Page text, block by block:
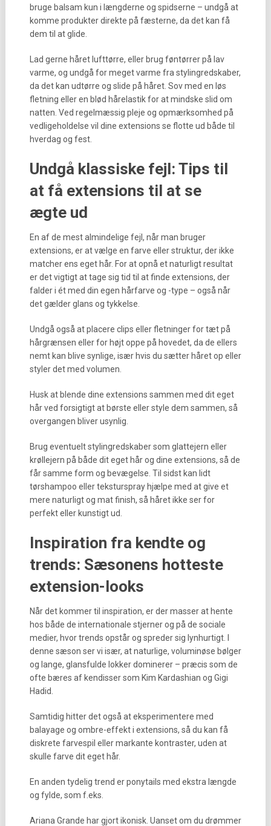
bruge balsam kun i længderne og spidserne – undgå at
komme produkter direkte på fæsterne, da det kan få
dem til at glide.
Lad gerne håret lufttørre, eller brug føntørrer på lav
varme, og undgå for meget varme fra stylingredskaber,
da det kan udtørre og slide på håret. Sov med en løs
fletning eller en blød hårelastik for at mindske slid om
natten. Ved regelmæssig pleje og opmærksomhed på
vedligeholdelse vil dine extensions se flotte ud både til
hverdag og fest.
Undgå klassiske fejl: Tips til
at få extensions til at se
ægte ud
En af de mest almindelige fejl, når man bruger
extensions, er at vælge en farve eller struktur, der ikke
matcher ens eget hår. For at opnå et naturligt resultat
er det vigtigt at tage sig tid til at finde extensions, der
falder i ét med din egen hårfarve og -type – også når
det gælder glans og tykkelse.
Undgå også at placere clips eller fletninger for tæt på
hårgrænsen eller for højt oppe på hovedet, da de ellers
nemt kan blive synlige, især hvis du sætter håret op eller
styler det med volumen.
Husk at blende dine extensions sammen med dit eget
hår ved forsigtigt at børste eller style dem sammen, så
overgangen bliver usynlig.
Brug eventuelt stylingredskaber som glattejern eller
krøllejern på både dit eget hår og dine extensions, så de
får samme form og bevægelse. Til sidst kan lidt
tørshampoo eller teksturspray hjælpe med at give et
mere naturligt og mat finish, så håret ikke ser for
perfekt eller kunstigt ud.
Inspiration fra kendte og
trends: Sæsonens hotteste
extension-looks
Når det kommer til inspiration, er der masser at hente
hos både de internationale stjerner og på de sociale
medier, hvor trends opstår og spreder sig lynhurtigt. I
denne sæson ser vi især, at naturlige, voluminøse bølger
og lange, glansfulde lokker dominerer – præcis som de
ofte bæres af kendisser som Kim Kardashian og Gigi
Hadid.
Samtidig hitter det også at eksperimentere med
balayage og ombre-effekt i extensions, så du kan få
diskrete farvespil eller markante kontraster, uden at
skulle farve dit eget hår.
En anden tydelig trend er ponytails med ekstra længde
og fylde, som f.eks.
Ariana Grande har gjort ikonisk. Uanset om du drømmer